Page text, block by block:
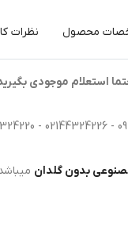
محصول نظرات
استعلام موجودی
بدون گلدان